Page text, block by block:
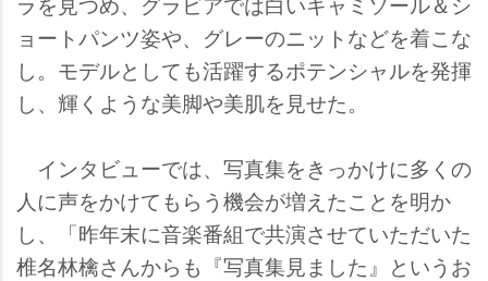
ョートパンツ姿や、グレーのニットなどを着こな
し。モデルとしても活躍するポテンシャルを発揮
し、輝くような美脚や美肌を見せた。
インタビューでは、写真集をきっかけに多くの
人に声をかけてもらう機会が増えたことを明か
し、「昨年末に音楽番組で共演させていただいた
椎名林檎さんからも『写真集見ました』というお